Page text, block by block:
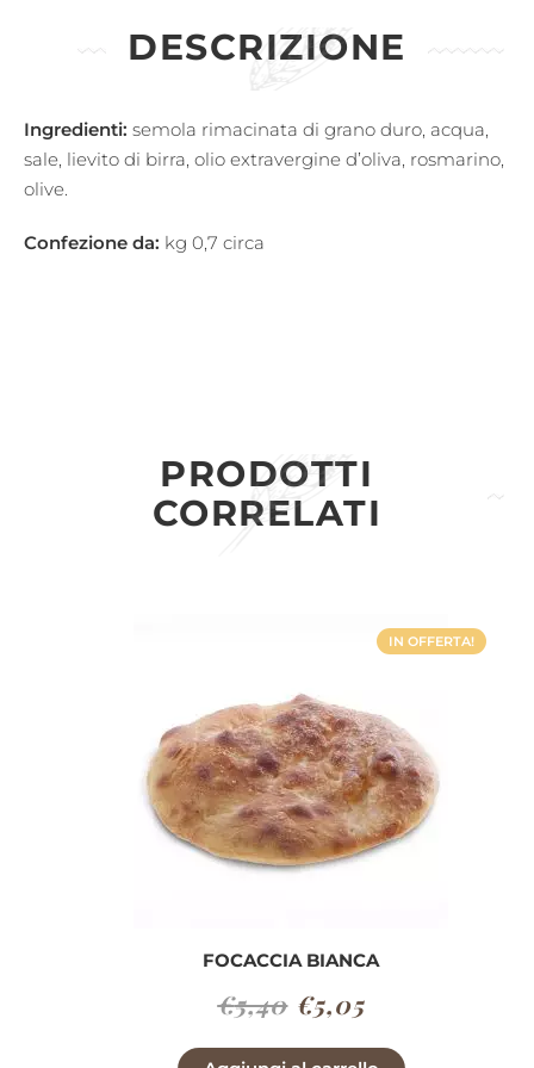
DESCRIZIONE
Ingredienti: semola rimacinata di grano duro, acqua,
sale, lievito di birra, olio extravergine d’oliva, rosmarino,
olive.
Confezione da: kg 0,7 circa
PRODOTTI
CORRELATI
IN OFFERTA!
FOCACCIA BIANCA
€5,40 Il
prezzo
€5,05Il
prezzo